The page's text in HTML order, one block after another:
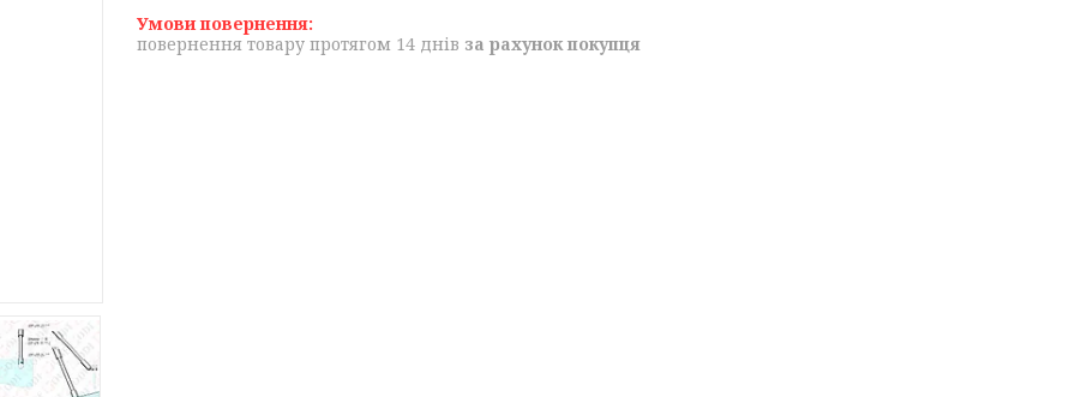
повернення товару протягом 14 днів за рахунок покупця